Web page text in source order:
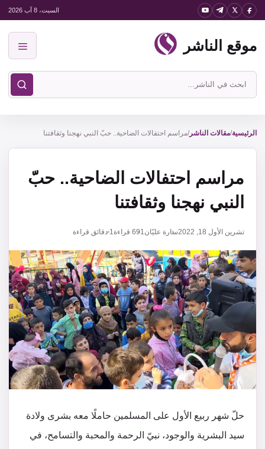
انتقل
المحتوى
السبت، 8 آب 2026
موقع الناشر
ابحث
في
الناشر
الرئيسية/مقالات الناشر/مراسم احتفالات الضاحية.. حبّ النبي نهجنا وثقافتنا
مراسم احتفالات الضاحية.. حبّ
النبي نهجنا وثقافتنا
تشرين الأول 18, 2022 سارة عليّان691 قراءة1 دقائق قراءة
حلّ شهر ربيع الأول على المسلمين حاملًا معه بشرى ولادة
سيد البشرية والوجود، نبيّ الرحمة والمحبة والتسامح، في